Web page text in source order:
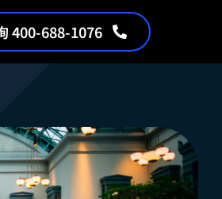
400-688-1076